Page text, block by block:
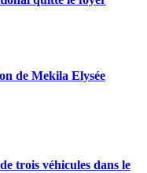
de Mekila Elysée
trois véhicules dans le